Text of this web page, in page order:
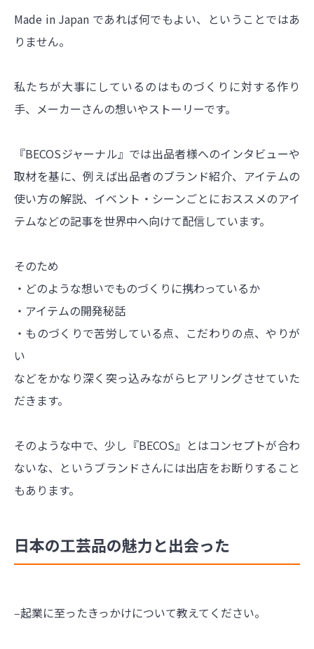
Made in Japan であれば何でもよい、ということではあ
りません。
私たちが大事にしているのはものづくりに対する作り
手、メーカーさんの想いやストーリーです。
『BECOSジャーナル』では出品者様へのインタビューや
取材を基に、例えば出品者のブランド紹介、アイテムの
使い方の解説、イベント・シーンごとにおススメのアイ
テムなどの記事を世界中へ向けて配信しています。
そのため
・どのような想いでものづくりに携わっているか
・アイテムの開発秘話
・ものづくりで苦労している点、こだわりの点、やりが
い
などをかなり深く突っ込みながらヒアリングさせていた
だきます。
そのような中で、少し『BECOS』とはコンセプトが合わ
ないな、というブランドさんには出店をお断りすること
もあります。
日本の工芸品の魅力と出会った
‒起業に至ったきっかけについて教えてください。